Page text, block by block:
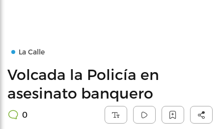
La Calle
Volcada la Policía en
asesinato banquero
0